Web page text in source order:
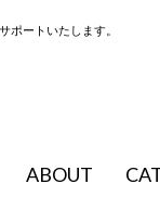
ートいたします。
ABOUT